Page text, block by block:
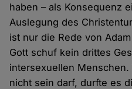
haben – als Konsequenz
Auslegung des
ist nur die Rede von
Gott schuf kein drittes
intersexuellen
nicht sein darf, durfte es